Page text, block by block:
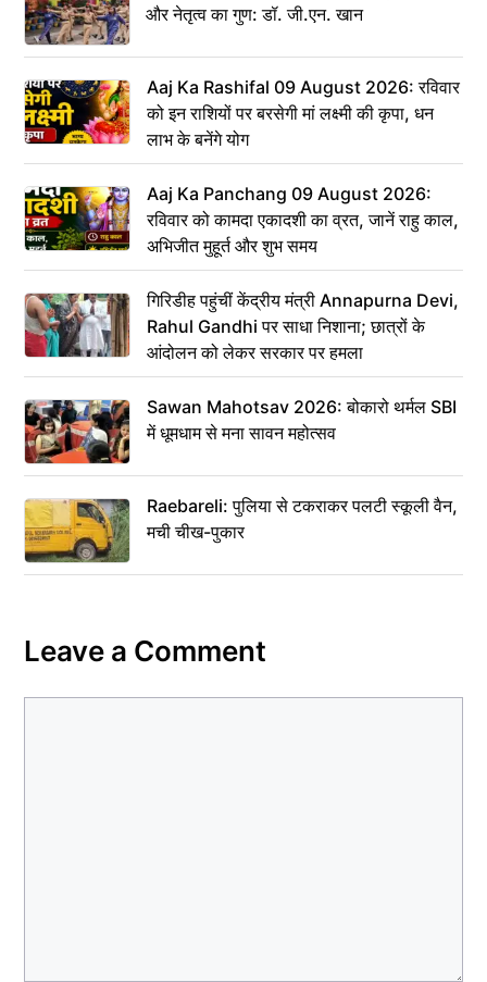
और नेतृत्व का गुण: डॉ. जी.एन. खान
Aaj Ka Rashifal 09 August 2026: रविवार
को इन राशियों पर बरसेगी मां लक्ष्मी की कृपा, धन
लाभ के बनेंगे योग
Aaj Ka Panchang 09 August 2026:
रविवार को कामदा एकादशी का व्रत, जानें राहु काल,
अभिजीत मुहूर्त और शुभ समय
गिरिडीह पहुंचीं केंद्रीय मंत्री Annapurna Devi,
Rahul Gandhi पर साधा निशाना; छात्रों के
आंदोलन को लेकर सरकार पर हमला
Sawan Mahotsav 2026: बोकारो थर्मल SBI
में धूमधाम से मना सावन महोत्सव
Raebareli: पुलिया से टकराकर पलटी स्कूली वैन,
मची चीख-पुकार
Leave a Comment